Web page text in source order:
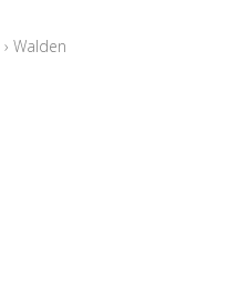
› Walden